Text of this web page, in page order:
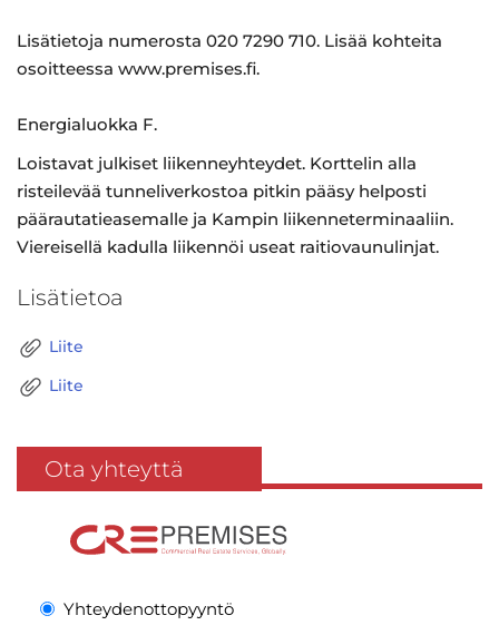
Lisätietoja numerosta 020 7290 710. Lisää kohteita
osoitteessa www.premises.fi.
Energialuokka F.
Loistavat julkiset liikenneyhteydet. Korttelin alla
risteilevää tunneliverkostoa pitkin pääsy helposti
päärautatieasemalle ja Kampin liikenneterminaaliin.
Viereisellä kadulla liikennöi useat raitiovaunulinjat.
Lisätietoa
Liite
Liite
Ota yhteyttä
Yhteydenottopyyntö